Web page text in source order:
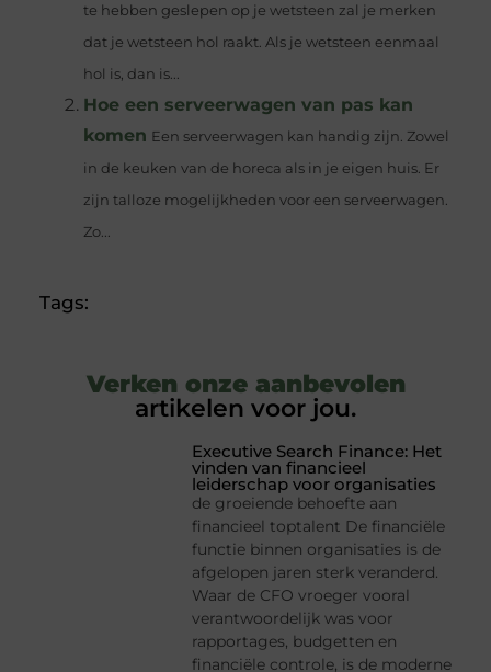
te hebben geslepen op je wetsteen zal je merken
dat je wetsteen hol raakt. Als je wetsteen eenmaal
hol is, dan is...
Hoe een serveerwagen van pas kan
komen Een serveerwagen kan handig zijn. Zowel
in de keuken van de horeca als in je eigen huis. Er
zijn talloze mogelijkheden voor een serveerwagen.
Zo...
Tags:
Verken onze aanbevolen
artikelen voor jou.
Executive Search Finance: Het
vinden van financieel
leiderschap voor organisaties
de groeiende behoefte aan
financieel toptalent De financiële
functie binnen organisaties is de
afgelopen jaren sterk veranderd.
Waar de CFO vroeger vooral
verantwoordelijk was voor
rapportages, budgetten en
financiële controle, is de moderne